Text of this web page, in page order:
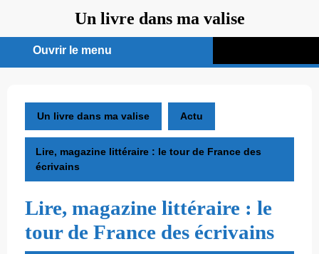
contenu
Un livre dans ma valise
Ouvrir le menu
menu
Un livre dans ma valise Actu
Lire, magazine littéraire : le tour de France des
écrivains
Lire, magazine littéraire : le
tour de France des écrivains